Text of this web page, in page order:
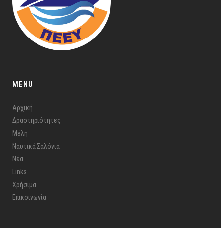
MENU
Αρχική
Δραστηριότητες
Μέλη
Ναυτικά Σαλόνια
Νέα
Links
Χρήσιμα
Επικοινωνία